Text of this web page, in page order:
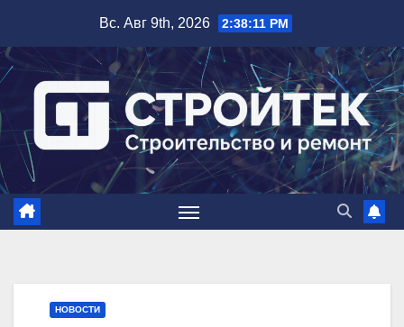
содержимому
Вс. Авг 9th, 2026 2:38:12 PM
НОВОСТИ